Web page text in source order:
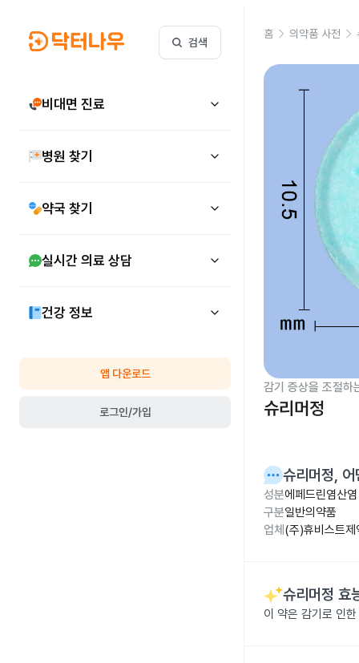
검색
비대면 진료
병원 찾기
약국 찾기
실시간 의료 상담
건강 정보
앱 다운로드
로그인/가입
홈 의약품 사전
감기 증상을 조절하
슈리머정
슈리머정, 어
성분에페드린염산
구분일반의약품
업체 (주)휴비스트제
슈리머정 효
이 약은 감기로 인